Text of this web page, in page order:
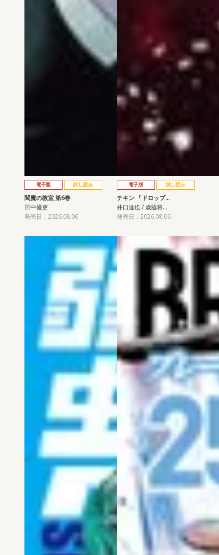
電子版 試し読み
閻魔の教室 第6巻
田中優吏
発売日：2026.08.06
電子版 試し読み
チキン 「ドロップ…
井口達也 / 歳脇将…
発売日：2026.08.06